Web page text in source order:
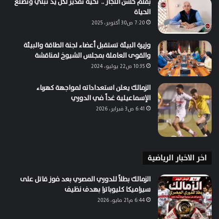
الحياة
7:20 ص30 أكتوبر، 2025
وزيرة البيئة تستقبل أعضاء لجنة الطاقة والبيئة
والقوى العاملة بمجلس الشيوخ لمناقشة
10:35 ص22 يوليو، 2024
الزمالك يعلن استعداداته لمواجهة كهرباء
الإسماعيلية غداً في الدوري
6:41 ص3 فبراير، 2026
اخر الاخبار الرياضية
الزمالك بطلاً للدوري المصري بعد فوز قاتل على
سيراميكا كليوباترا بهدف نظيف
6:44 م21 مايو، 2026